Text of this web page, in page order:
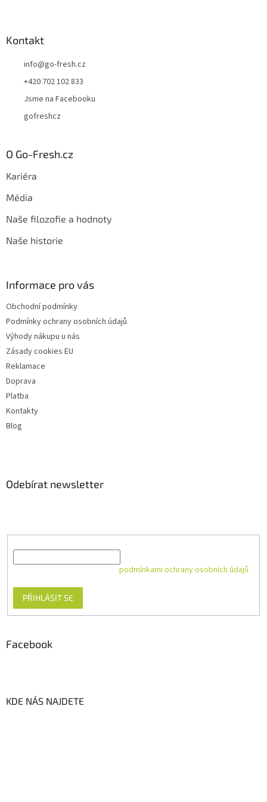
Kontakt
info@go-fresh.cz
+420 702 102 833
Jsme na Facebooku
gofreshcz
O Go-Fresh.cz
Kariéra
Média
Naše filozofie a hodnoty
Naše historie
Informace pro vás
Obchodní podmínky
Podmínky ochrany osobních údajů
Výhody nákupu u nás
Zásady cookies EU
Reklamace
Doprava
Platba
Kontakty
Blog
Odebírat newsletter
podmínkami ochrany osobních údajů
PŘIHLÁSIT SE
Facebook
KDE NÁS NAJDETE